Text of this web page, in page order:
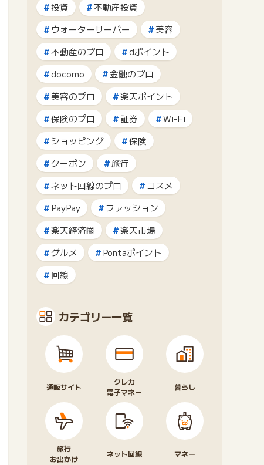
投資
不動産投資
ウォーターサーバー
美容
不動産のプロ
dポイント
docomo
金融のプロ
美容のプロ
楽天ポイント
保険のプロ
証券
Wi-Fi
ショッピング
保険
クーポン
旅行
ネット回線のプロ
コスメ
PayPay
ファッション
楽天経済圏
楽天市場
グルメ
Pontaポイント
回線
カテゴリー一覧
通販サイト
クレカ
電子マネー
暮らし
旅行
お出かけ
ネット回線 マネー